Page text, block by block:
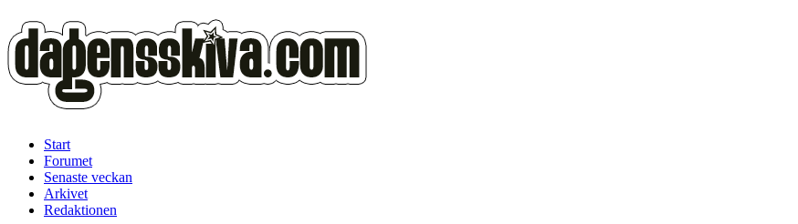
Start
Forumet
Senaste veckan
Arkivet
Redaktionen